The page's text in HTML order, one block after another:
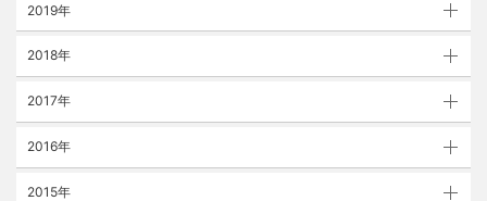
2019年
2018年
2017年
2016年
2015年